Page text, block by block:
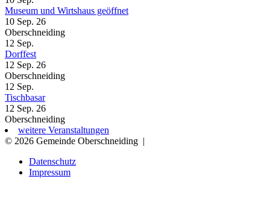
Museum und Wirtshaus geöffnet
10 Sep. 26
Oberschneiding
12 Sep.
Dorffest
12 Sep. 26
Oberschneiding
12 Sep.
Tischbasar
12 Sep. 26
Oberschneiding
weitere Veranstaltungen
© 2026 Gemeinde Oberschneiding |
Datenschutz
Impressum